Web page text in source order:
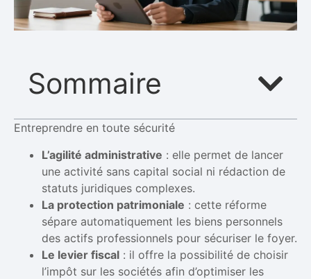
Sommaire
Entreprendre en toute sécurité
L’agilité administrative : elle permet de lancer
une activité sans capital social ni rédaction de
statuts juridiques complexes.
La protection patrimoniale : cette réforme
sépare automatiquement les biens personnels
des actifs professionnels pour sécuriser le foyer.
Le levier fiscal : il offre la possibilité de choisir
l’impôt sur les sociétés afin d’optimiser les